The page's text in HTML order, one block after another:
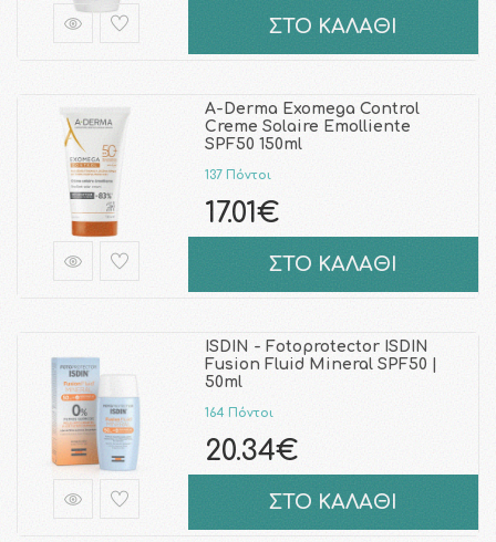
ΣΤΟ ΚΑΛΑΘΙ
A-Derma Exomega Control
Creme Solaire Emolliente
SPF50 150ml
137 Πόντοι
17.01€
ΣΤΟ ΚΑΛΑΘΙ
ISDIN - Fotoprotector ISDIN
Fusion Fluid Mineral SPF50 |
50ml
164 Πόντοι
20.34€
ΣΤΟ ΚΑΛΑΘΙ